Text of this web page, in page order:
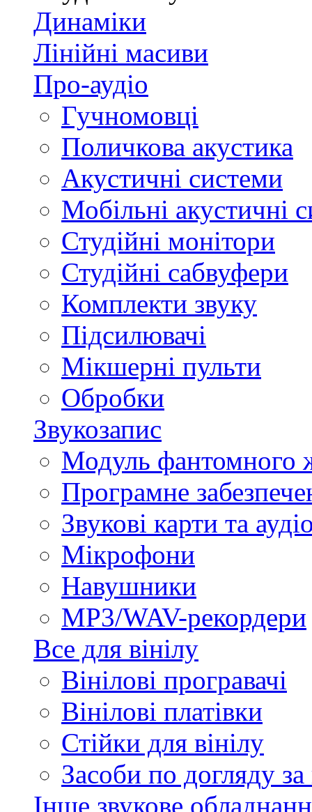
Динаміки
Лінійні масиви
Про-аудіо
Гучномовці
Поличкова акустика
Акустичні системи
Мобільні акустичні
Студійні монітори
Студійні сабвуфери
Комплекти звуку
Підсилювачі
Мікшерні пульти
Обробки
Звукозапис
Модуль фантомного
Програмне
Звукові карти та
Мікрофони
Навушники
MP3/WAV-рекордери
Все для вінілу
Вінілові програвачі
Вінілові платівки
Стійки для вінілу
Засоби по догляду за
Інше звукове